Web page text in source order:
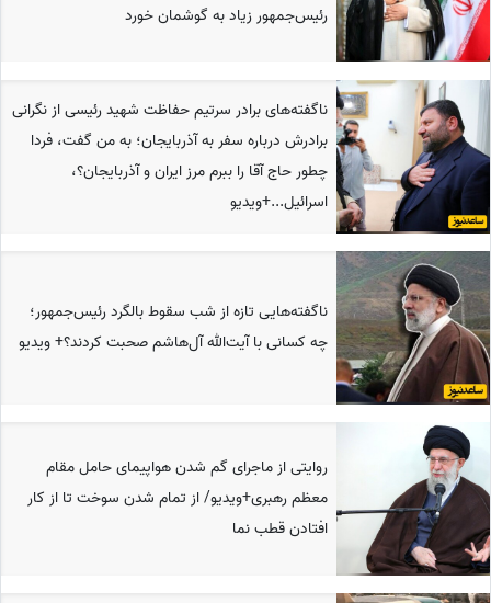
رئیس‌جمهور زیاد به گوشمان خورد
ناگفته‌های برادر سرتیم حفاظت شهید رئیسی از نگرانی
برادرش درباره سفر به آذربایجان؛ به من گفت، فردا
چطور حاج آقا را ببرم مرز ایران و آذربایجان؟،
اسرائیل...+ویدیو
ناگفته‌هایی تازه از شب سقوط بالگرد رئیس‌جمهور؛
چه کسانی با آیت‌الله آل‌هاشم صحبت کردند؟+ ویدیو
روایتی از ماجرای گم شدن هواپیمای حامل مقام
معظم رهبری+ویدیو/ از تمام شدن سوخت تا از کار
افتادن قطب نما